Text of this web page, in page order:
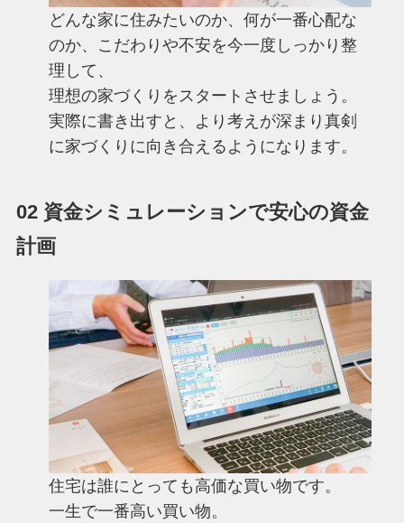
どんな家に住みたいのか、何が一番心配な
のか、こだわりや不安を今一度しっかり整
理して、
理想の家づくりをスタートさせましょう。
実際に書き出すと、より考えが深まり真剣
に家づくりに向き合えるようになります。
02 資金シミュレーションで安心の資金
計画
住宅は誰にとっても高価な買い物です。
一生で一番高い買い物。